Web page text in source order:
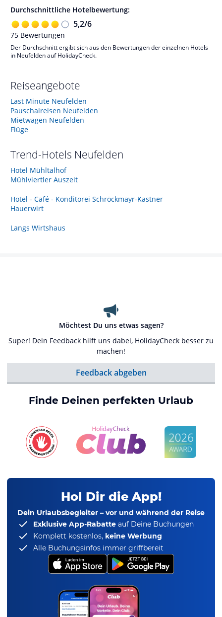
Durchschnittliche Hotelbewertung:
5,2/6
75 Bewertungen
Der Durchschnitt ergibt sich aus den Bewertungen der einzelnen Hotels
in Neufelden auf HolidayCheck.
Reiseangebote
Last Minute Neufelden
Pauschalreisen Neufelden
Mietwagen Neufelden
Flüge
Trend-Hotels Neufelden
Hotel Mühltalhof
Mühlviertler Auszeit
Hotel - Café - Konditorei Schröckmayr-Kastner
Hauerwirt
Langs Wirtshaus
Möchtest Du uns etwas sagen?
Super! Dein Feedback hilft uns dabei, HolidayCheck besser zu
machen!
Feedback abgeben
Finde Deinen perfekten Urlaub
Hol Dir die App!
Dein Urlaubsbegleiter – vor und während der Reise
Exklusive App-Rabatte auf Deine Buchungen
Komplett kostenlos, keine Werbung
Alle Buchungsinfos immer griffbereit